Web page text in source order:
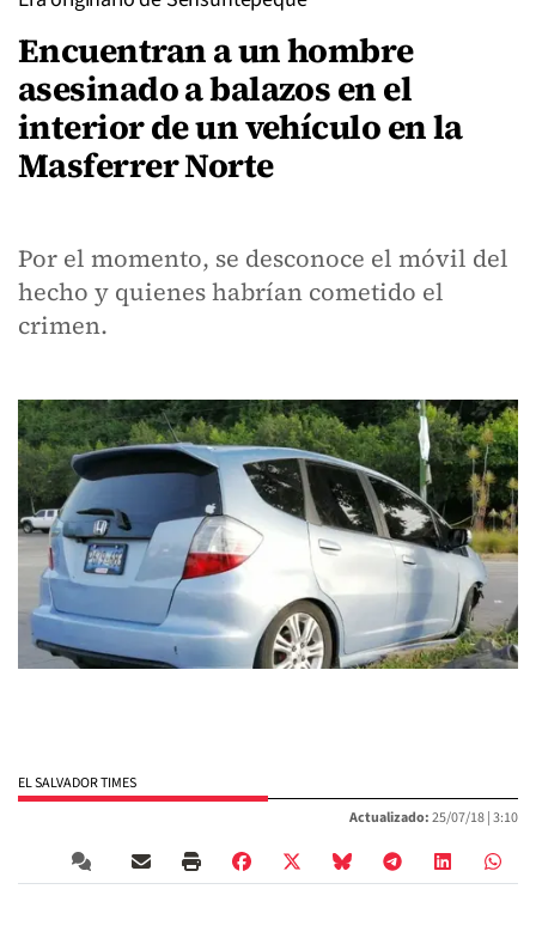
Encuentran a un hombre
asesinado a balazos en el
interior de un vehículo en la
Masferrer Norte
Por el momento, se desconoce el móvil del
hecho y quienes habrían cometido el
crimen.
EL SALVADOR TIMES
Actualizado:25/07/18 |3:10